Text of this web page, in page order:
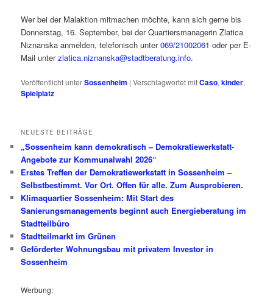
Wer bei der Malaktion mitmachen möchte, kann sich gerne bis
Donnerstag, 16. September, bei der Quartiersmanagerin Zlatica
Niznanska anmelden, telefonisch unter069/21002061 oder per E-
Mail unterzlatica.niznanska@stadtberatung.info.
Veröffentlicht unterSossenheim |Verschlagwortet mitCaso,kinder,
Spielplatz
NEUESTE BEITRÄGE
„Sossenheim kann demokratisch – Demokratiewerkstatt-
Angebote zur Kommunalwahl 2026“
Erstes Treffen der Demokratiewerkstatt in Sossenheim –
Selbstbestimmt. Vor Ort. Offen für alle. Zum Ausprobieren.
Klimaquartier Sossenheim: Mit Start des
Sanierungsmanagements beginnt auch Energieberatung im
Stadtteilbüro
Stadtteilmarkt im Grünen
Geförderter Wohnungsbau mit privatem Investor in
Sossenheim
Werbung: